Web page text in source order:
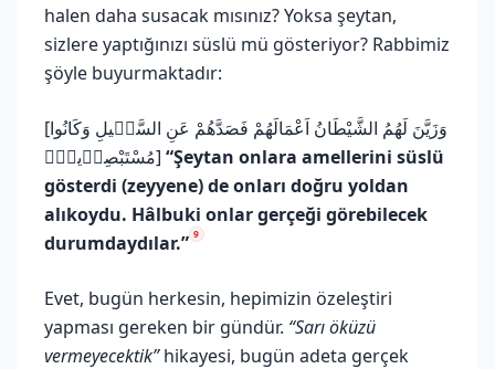
halen daha susacak mısınız? Yoksa şeytan,
sizlere yaptığınızı süslü mü gösteriyor? Rabbimiz
şöyle buyurmaktadır:
[وَزَيَّنَ لَهُمُ الشَّيْطَانُ اَعْمَالَهُمْ فَصَدَّهُمْ عَنِ السَّب۪يلِ وَكَانُوا
مُسْتَبْصِر۪ينَۙ] “Şeytan onlara amellerini süslü
gösterdi (zeyyene) de onları doğru yoldan
alıkoydu. Hâlbuki onlar gerçeği görebilecek
durumdaydılar.” 9
Evet, bugün herkesin, hepimizin özeleştiri
yapması gereken bir gündür. “Sarı öküzü
vermeyecektik”hikayesi, bugün adeta gerçek